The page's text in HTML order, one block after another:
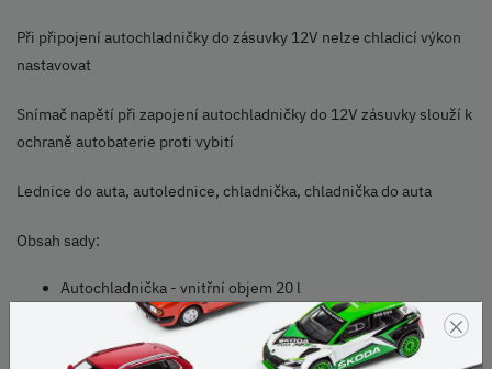
Při připojení autochladničky do zásuvky 12V nelze chladicí výkon
nastavovat
Snímač napětí při zapojení autochladničky do 12V zásuvky slouží k
ochraně autobaterie proti vybití
Lednice do auta, autolednice, chladnička, chladnička do auta
Obsah sady:
Autochladnička - vnitřní objem 20 l
přívodní kabel k připojení 12V
snímač napětí
přívodní kabel k připojení do sítě střídavého proudu 230V
×